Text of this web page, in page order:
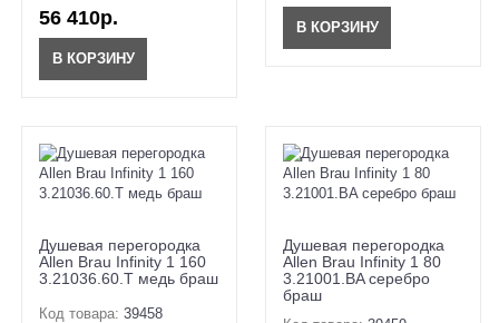
56 410р.
В КОРЗИНУ
В КОРЗИНУ
Душевая перегородка
Allen Brau Infinity 1 160
3.21036.60.T медь браш
Код товара: 39458
Душевая перегородка
Allen Brau Infinity 1 80
3.21001.BA серебро
браш